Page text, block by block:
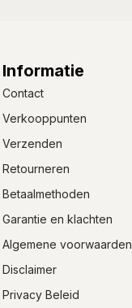
Informatie
Contact
Verkooppunten
Verzenden
Retourneren
Betaalmethoden
Garantie en klachten
Algemene voorwaarden
Disclaimer
Privacy Beleid